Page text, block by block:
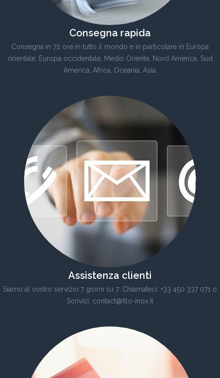
Consegna rapida
Consegna in 72 ore in tutto il mondo e in particolare in Europa
orientale, Europa occidentale, Medio Oriente, Nord America, Sud
America, Africa, Oceania, Asia.
Assistenza clienti
Siamo al vostro servizio 7 giorni su 7: Chiamateci: +33 450 337 071 o
Scrivici: contact@filo-inox.it